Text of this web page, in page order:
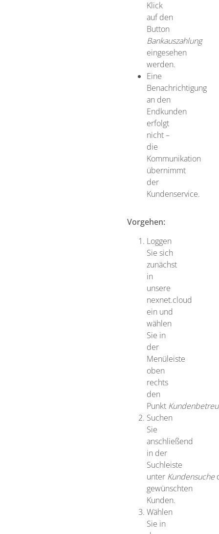
Klick
auf den
Button
Bankauszahlung
eingesehen
werden.
Eine
Benachrichtigung
an den
Endkunden
erfolgt
nicht –
die
Kommunikation
übernimmt
der
Kundenservice.
Vorgehen:
Loggen
Sie sich
zunächst
in
unsere
nexnet.cloud
ein und
wählen
Sie in
der
Menüleiste
oben
rechts
den
Punkt
Suchen
Sie
anschließend
in der
Suchleiste
unter Kundensuche
gewünschten
Kunden.
Wählen
Sie in